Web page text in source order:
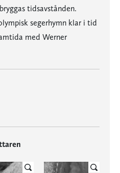
tidsavstånden.
segerhymn klar i tid
med Werner